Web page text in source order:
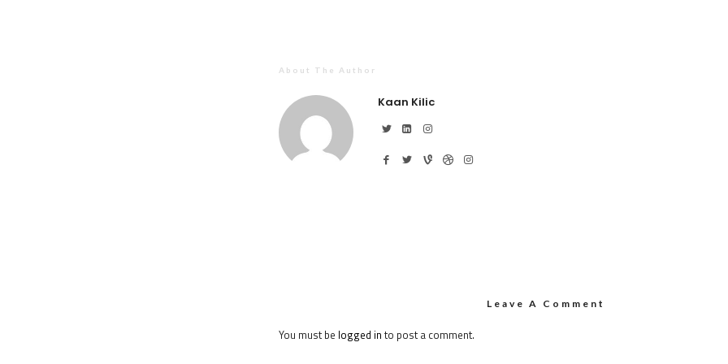
About The Author
Kaan Kilic
Leave A Comment
You must be logged in to post a comment.